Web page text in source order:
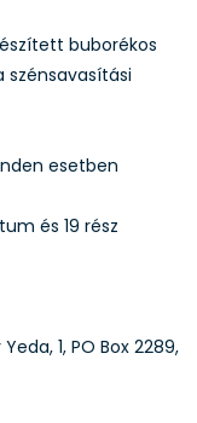
buborékos
esetben
és 19 rész
1, PO Box 2289,